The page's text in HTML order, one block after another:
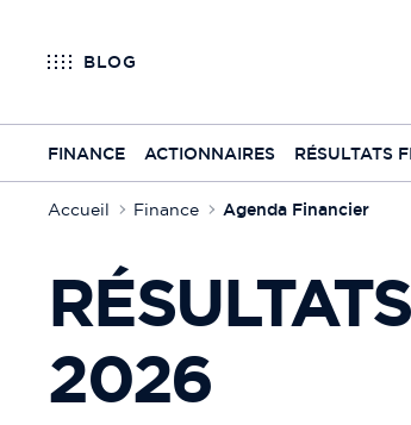
BLOG
FINANCE ACTIONNAIRES RÉSULTATS
Accueil Finance Agenda Financier
2026